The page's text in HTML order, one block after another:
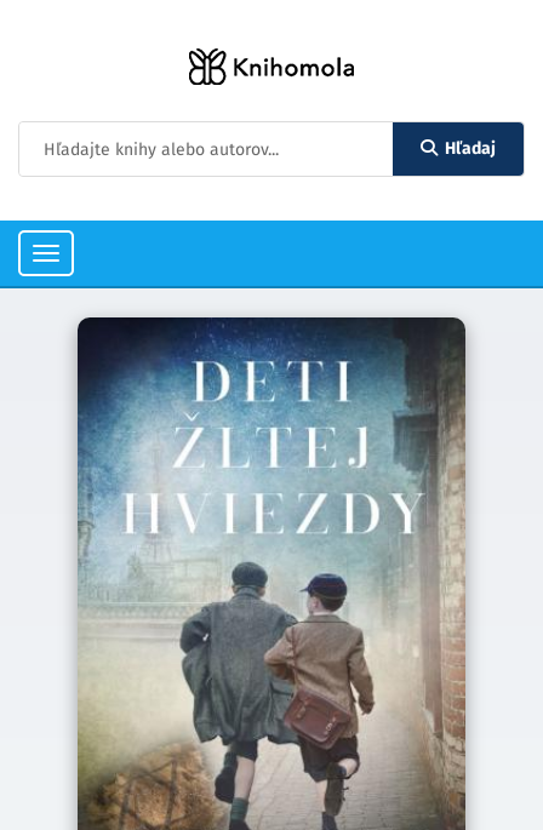
Hľadaj
Toggle
navigation